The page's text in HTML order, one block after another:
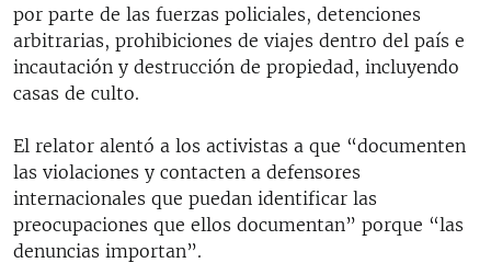
por parte de las fuerzas policiales, detenciones
arbitrarias, prohibiciones de viajes dentro del país e
incautación y destrucción de propiedad, incluyendo
casas de culto.
El relator alentó a los activistas a que “documenten
las violaciones y contacten a defensores
internacionales que puedan identificar las
preocupaciones que ellos documentan” porque “las
denuncias importan”.